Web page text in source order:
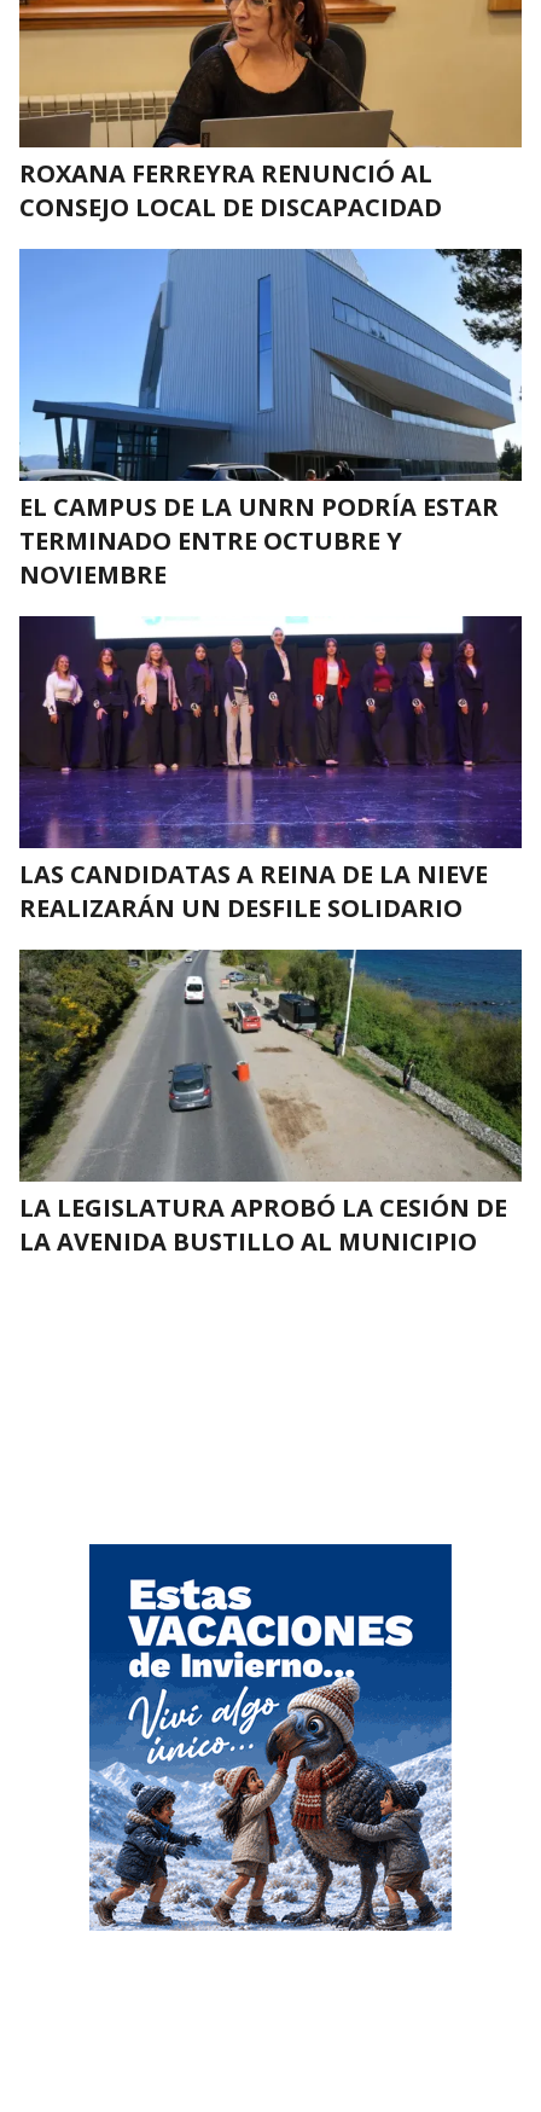
ROXANA FERREYRA RENUNCIÓ AL
CONSEJO LOCAL DE DISCAPACIDAD
EL CAMPUS DE LA UNRN PODRÍA ESTAR
TERMINADO ENTRE OCTUBRE Y
NOVIEMBRE
LAS CANDIDATAS A REINA DE LA NIEVE
REALIZARÁN UN DESFILE SOLIDARIO
LA LEGISLATURA APROBÓ LA CESIÓN DE
LA AVENIDA BUSTILLO AL MUNICIPIO